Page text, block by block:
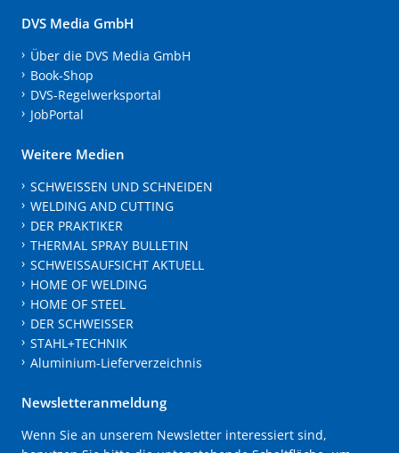
DVS Media GmbH
Über die DVS Media GmbH
Book-Shop
DVS-Regelwerksportal
JobPortal
Weitere Medien
SCHWEISSEN UND SCHNEIDEN
WELDING AND CUTTING
DER PRAKTIKER
THERMAL SPRAY BULLETIN
SCHWEISSAUFSICHT AKTUELL
HOME OF WELDING
HOME OF STEEL
DER SCHWEISSER
STAHL+TECHNIK
Aluminium-Lieferverzeichnis
Newsletteranmeldung
Wenn Sie an unserem Newsletter interessiert sind,